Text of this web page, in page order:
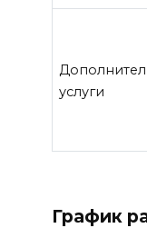
услуги
График